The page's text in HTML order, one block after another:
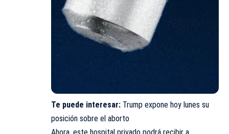
Te puede interesar: Trump expone hoy lunes su
posición sobre el aborto